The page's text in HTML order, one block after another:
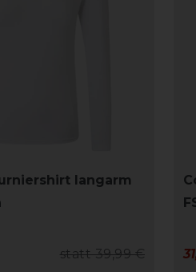
langarm
statt 39,99 €